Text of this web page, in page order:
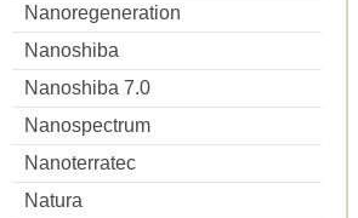
Nanoregeneration
Nanoshiba
Nanoshiba 7.0
Nanospectrum
Nanoterratec
Natura